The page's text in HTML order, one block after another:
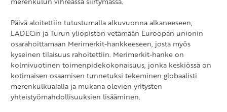
Päivä aloitettiin tutustumalla alkuvuonna alkaneeseen,
LADECin ja Turun yliopiston vetämään Euroopan unionin
osarahoittamaan Merimerkit-hankkeeseen, josta myös
kyseinen tilaisuus rahoitettiin. Merimerkit-hanke on
kolmivuotinen toimenpidekokonaisuus, jonka keskiössä on
kotimaisen osaamisen tunnetuksi tekeminen globaalisti
merenkulkualalla ja mukana olevien yritysten
yhteistyömahdollisuuksien lisääminen.